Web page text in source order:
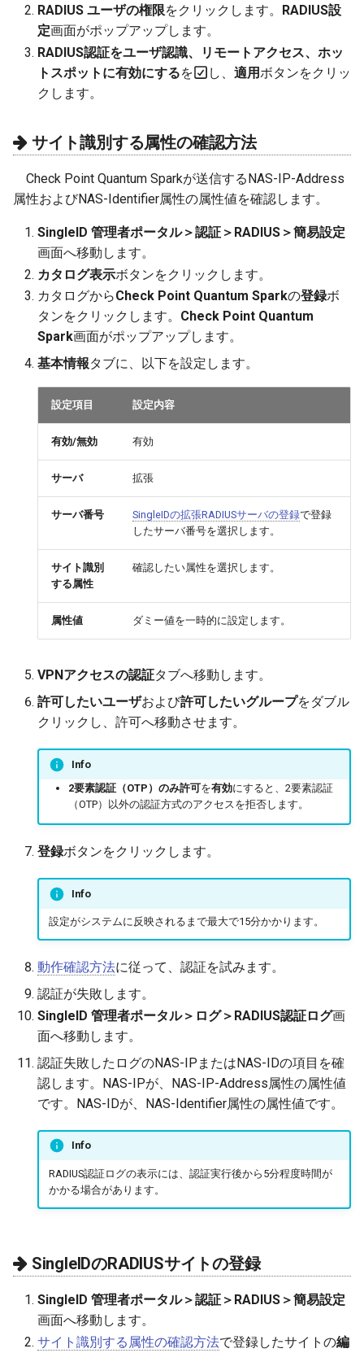
RADIUS ユーザの権限をクリックします。 RADIUS設
定画面がポップアップします。
RADIUS認証をユーザ認識、リモートアクセス、ホッ
トスポットに有効にするを し、 適用 ボタンをクリッ
クします。
サイト識別する属性の確認方法
Check Point Quantum Sparkが送信するNAS-IP-Address
属性およびNAS-Identifier属性の属性値を確認します。
SingleID 管理者ポータル＞認証＞RADIUS＞簡易設定
画面へ移動します。
カタログ表示ボタンをクリックします。
カタログからCheck Point Quantum Sparkの登録ボ
タンをクリックします。 Check Point Quantum
Spark画面がポップアップします。
基本情報タブに、以下を設定します。
設定項目 設定内容
有効/無効 有効
サーバ 拡張
サーバ番号 SingleIDの拡張RADIUSサーバの登録で登録
したサーバ番号を選択します。
サイト識別
する属性
確認したい属性を選択します。
属性値 ダミー値を一時的に設定します。
VPNアクセスの認証タブへ移動します。
許可したいユーザおよび許可したいグループをダブル
クリックし、許可へ移動させます。
Info
2要素認証（OTP）のみ許可を有効にすると、2要素認証
（OTP）以外の認証方式のアクセスを拒否します。
登録ボタンをクリックします。
Info
設定がシステムに反映されるまで最大で15分かかります。
動作確認方法に従って、認証を試みます。
認証が失敗します。
SingleID 管理者ポータル＞ログ＞RADIUS認証ログ画
面へ移動します。
認証失敗したログのNAS-IPまたはNAS-IDの項目を確
認します。NAS-IPが、NAS-IP-Address属性の属性値
です。NAS-IDが、NAS-Identifier属性の属性値です。
Info
RADIUS認証ログの表示には、認証実行後から5分程度時間が
かかる場合があります。
SingleIDのRADIUSサイトの登録
SingleID 管理者ポータル＞認証＞RADIUS＞簡易設定
画面へ移動します。
サイト識別する属性の確認方法で登録したサイトの編